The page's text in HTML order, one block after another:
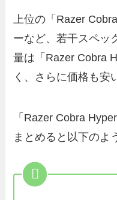
上位の「Razer
ーなど、若干スペッ
量は「Razer Cobra
く、さらに価格も安
「Razer Cobra
まとめると以下のよ